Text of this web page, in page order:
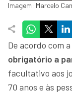
Imagem: Marcelo
De acordo com a
obrigatório a
facultativo aos
70 anos e às